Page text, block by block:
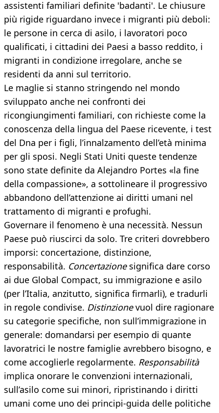
assistenti familiari definite 'badanti'. Le chiusure
più rigide riguardano invece i migranti più deboli:
le persone in cerca di asilo, i lavoratori poco
qualificati, i cittadini dei Paesi a basso reddito, i
migranti in condizione irregolare, anche se
residenti da anni sul territorio.
Le maglie si stanno stringendo nel mondo
sviluppato anche nei confronti dei
ricongiungimenti familiari, con richieste come la
conoscenza della lingua del Paese ricevente, i test
del Dna per i figli, l’innalzamento dell’età minima
per gli sposi. Negli Stati Uniti queste tendenze
sono state definite da Alejandro Portes «la fine
della compassione», a sottolineare il progressivo
abbandono dell’attenzione ai diritti umani nel
trattamento di migranti e profughi.
Governare il fenomeno è una necessità. Nessun
Paese può riuscirci da solo. Tre criteri dovrebbero
imporsi: concertazione, distinzione,
responsabilità. Concertazionesignifica dare corso
ai due Global Compact, su immigrazione e asilo
(per l’Italia, anzitutto, significa firmarli), e tradurli
in regole condivise. Distinzionevuol dire ragionare
su categorie specifiche, non sull’immigrazione in
generale: domandarsi per esempio di quante
lavoratrici le nostre famiglie avrebbero bisogno, e
come accoglierle regolarmente. Responsabilità
implica onorare le convenzioni internazionali,
sull’asilo come sui minori, ripristinando i diritti
umani come uno dei principi-guida delle politiche